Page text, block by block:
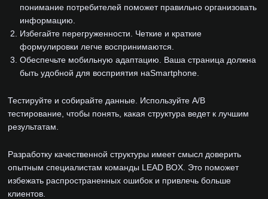
понимание потребителей поможет правильно организовать
информацию.
Избегайте перегруженности. Четкие и краткие
формулировки легче воспринимаются.
Обеспечьте мобильную адаптацию. Ваша страница должна
быть удобной для восприятия наSmartphone.
Тестируйте и собирайте данные. Используйте A/B
тестирование, чтобы понять, какая структура ведет к лучшим
результатам.
Разработку качественной структуры имеет смысл доверить
опытным специалистам команды LEAD BOX. Это поможет
избежать распространенных ошибок и привлечь больше
клиентов.